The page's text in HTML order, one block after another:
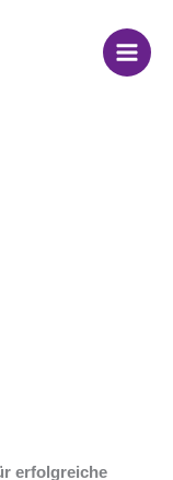
erfolgreiche